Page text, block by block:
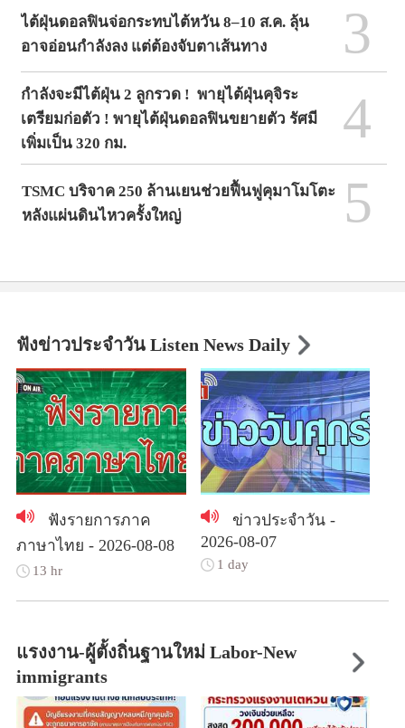
ไต้ฝุ่นดอลฟินจ่อกระทบไต้หวัน 8–10 ส.ค. ลุ้น
อาจอ่อนกำลังลง แต่ต้องจับตาเส้นทาง
3
กำลังจะมีไต้ฝุ่น 2 ลูกรวด ! พายุไต้ฝุ่นคุจิระ
เตรียมก่อตัว ! พายุไต้ฝุ่นดอลฟินขยายตัว รัศมี
เพิ่มเป็น 320 กม.
4
TSMC บริจาค 250 ล้านเยนช่วยฟื้นฟูคุมาโมโตะ
หลังแผ่นดินไหวครั้งใหญ่
5
ฟังข่าวประจำวัน Listen News Daily
ฟังรายการภาค
ภาษาไทย - 2026-08-08
13 hr
ข่าวประจำวัน -
2026-08-07
1 day
แรงงาน-ผู้ตั้งถิ่นฐานใหม่ Labor-New
immigrants